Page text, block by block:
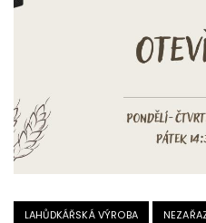
LAHŮDKÁŘSKÁ VÝROBA